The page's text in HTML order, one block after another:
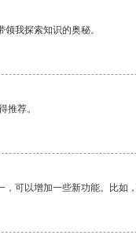
我探索知识的奥秘。
推荐。
可以增加一些新功能。比如